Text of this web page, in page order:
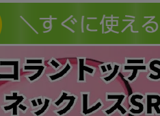
メンズカジュアルウェア